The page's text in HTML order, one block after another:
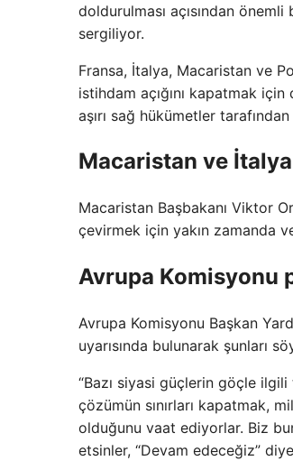
doldurulması açısından
sergiliyor.
Fransa, İtalya, Macaristan ve
istihdam açığını kapatmak
aşırı sağ hükümetler
Macaristan ve
Macaristan Başbakanı Viktor
çevirmek için yakın zamanda
Avrupa Komisyonu
Avrupa Komisyonu Başkan
uyarısında bulunarak şunları
“Bazı siyasi güçlerin göçle
çözümün sınırları kapatmak,
olduğunu vaat ediyorlar. Biz
etsinler, “Devam edeceğiz”